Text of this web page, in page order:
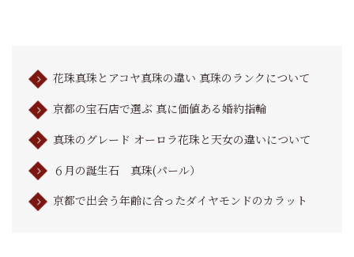
花珠真珠とアコヤ真珠の違い 真珠のランクについて
京都の宝石店で選ぶ 真に価値ある婚約指輪
真珠のグレード オーロラ花珠と天女の違いについて
６月の誕生石 真珠(パール）
京都で出会う年齢に合ったダイヤモンドのカラット